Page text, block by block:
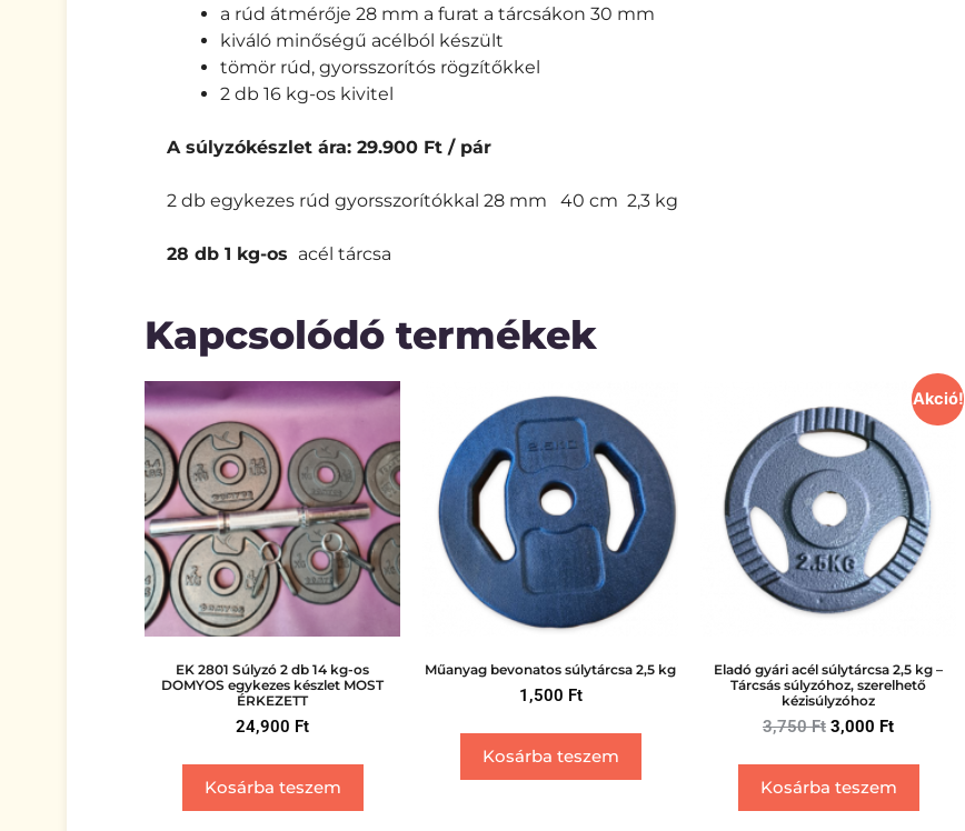
a rúd átmérője 28 mm a furat a tárcsákon 30 mm
kiváló minőségű acélból készült
tömör rúd, gyorsszorítós rögzítőkkel
2 db 16 kg-os kivitel
A súlyzókészlet ára: 29.900 Ft / pár
2 db egykezes rúd gyorsszorítókkal 28 mm 40 cm 2,3 kg
28 db 1 kg-os acél tárcsa
Kapcsolódó termékek
EK 2801 Súlyzó 2 db 14 kg-os
DOMYOS egykezes készlet MOST
ÉRKEZETT
24,900 Ft
Kosárba teszem
Műanyag bevonatos súlytárcsa 2,5 kg
1,500 Ft
Kosárba teszem
Akció!
Eladó gyári acél súlytárcsa 2,5 kg –
Tárcsás súlyzóhoz, szerelhető
kézisúlyzóhoz
3,750Ft 3,000 Ft
Kosárba teszem